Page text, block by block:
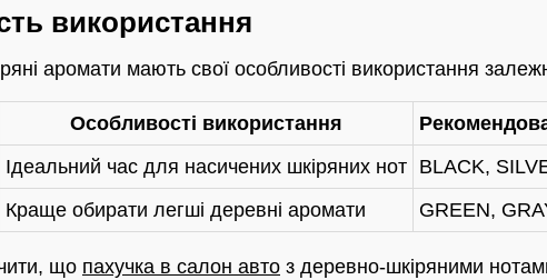
використання
аромати мають свої особливості використання
Особливості використання
Ідеальний час для насичених шкіряних нот BLACK,
Краще обирати легші деревні аромати GREEN,
що пахучка в салон авто з деревно-шкіряними